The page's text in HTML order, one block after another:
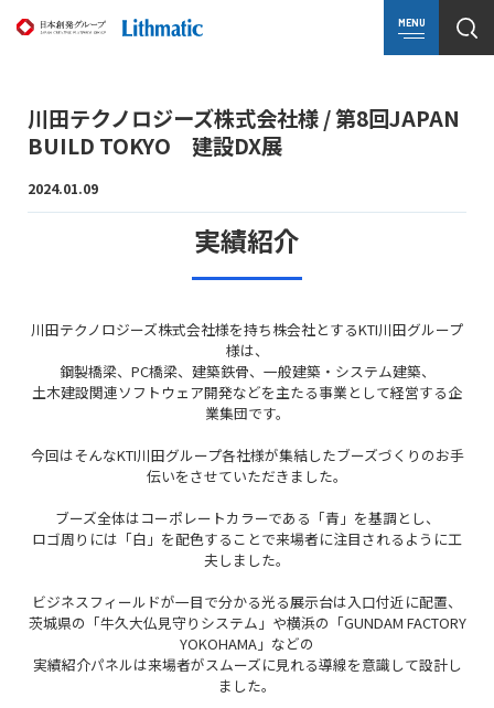
MENU
川田テクノロジーズ株式会社様 / 第8回JAPAN
BUILD TOKYO 建設DX展
2024.01.09
実績紹介
川田テクノロジーズ株式会社様を持ち株会社とするKTI川田グループ
様は、
鋼製橋梁、PC橋梁、建築鉄骨、一般建築・システム建築、
土木建設関連ソフトウェア開発などを主たる事業として経営する企
業集団です。
今回はそんなKTI川田グループ各社様が集結したブーズづくりのお手
伝いをさせていただきました。
ブーズ全体はコーポレートカラーである「青」を基調とし、
ロゴ周りには「白」を配色することで来場者に注目されるように工
夫しました。
ビジネスフィールドが一目で分かる光る展示台は入口付近に配置、
茨城県の「牛久大仏見守りシステム」や横浜の「GUNDAM FACTORY
YOKOHAMA」などの
実績紹介パネルは来場者がスムーズに見れる導線を意識して設計し
ました。